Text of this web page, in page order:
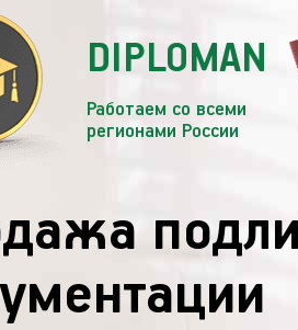
DIPLOMAN
Работаем со всеми
регионами России